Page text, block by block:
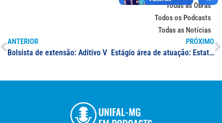
Todas as Obras
Todos os Podcasts
Todas as Notícias
ANTERIOR
Bolsista de extensão: Aditivo V
PRÓXIMO
Estágio área de atuação: Estatística